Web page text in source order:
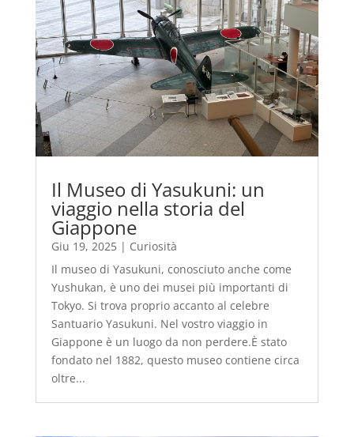
Il Museo di Yasukuni: un
viaggio nella storia del
Giappone
Giu 19, 2025| Curiosità
Il museo di Yasukuni, conosciuto anche come
Yushukan, è uno dei musei più importanti di
Tokyo. Si trova proprio accanto al celebre
Santuario Yasukuni. Nel vostro viaggio in
Giappone è un luogo da non perdere.È stato
fondato nel 1882, questo museo contiene circa
oltre...